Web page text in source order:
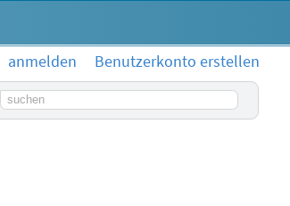
anmelden
Benutzerkonto erstellen
Suchbegriff